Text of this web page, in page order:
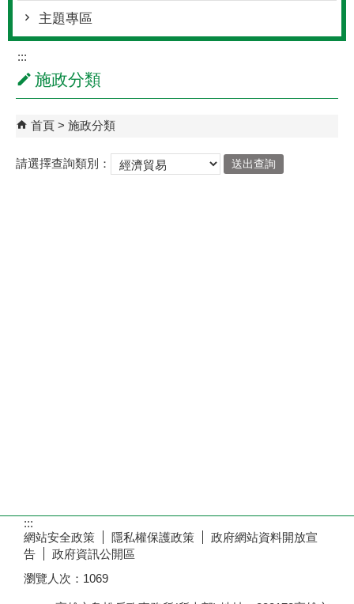
主題專區
:::
施政分類
首頁 施政分類
請選擇查詢類別：
:::
網站安全政策
隱私權保護政策
政府網站資料開放宣
告
政府資訊公開區
瀏覽人次： 1069